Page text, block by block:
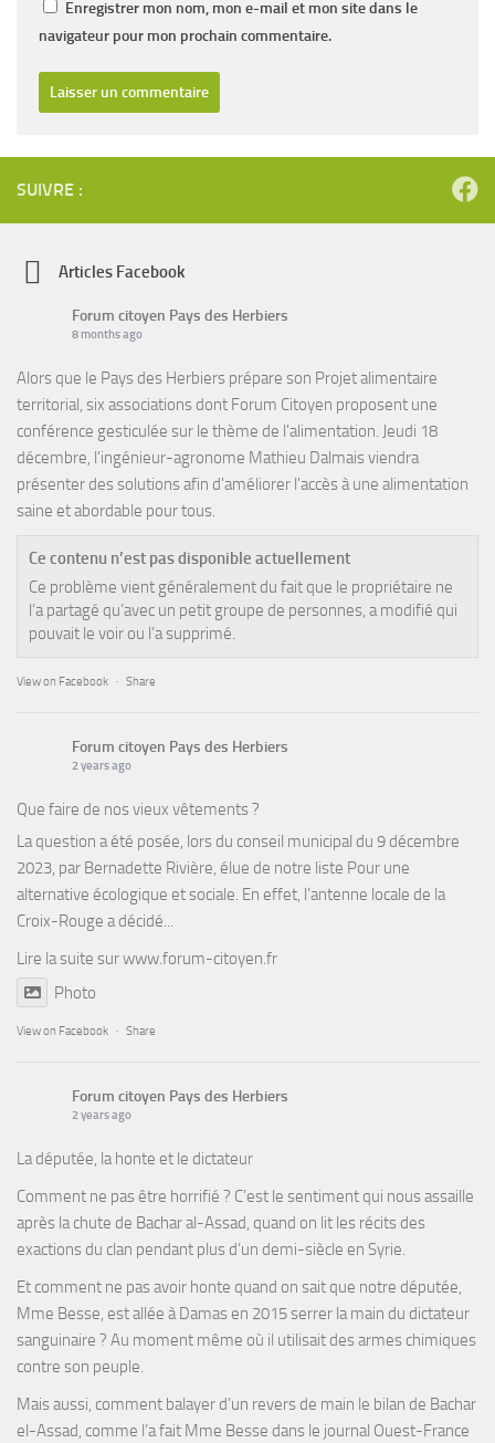
Enregistrer mon nom, mon e-mail et mon site dans le
navigateur pour mon prochain commentaire.
SUIVRE :
Articles Facebook
Forum citoyen Pays des Herbiers
8 months ago
Alors que le Pays des Herbiers prépare son Projet alimentaire
territorial, six associations dont Forum Citoyen proposent une
conférence gesticulée sur le thème de l'alimentation. Jeudi 18
décembre, l'ingénieur-agronome Mathieu Dalmais viendra
présenter des solutions afin d'améliorer l'accès à une alimentation
saine et abordable pour tous.
Ce contenu n’est pas disponible actuellement
Ce problème vient généralement du fait que le propriétaire ne
l’a partagé qu’avec un petit groupe de personnes, a modifié qui
pouvait le voir ou l’a supprimé.
View on Facebook · Share
Forum citoyen Pays des Herbiers
2 years ago
Que faire de nos vieux vêtements ?
La question a été posée, lors du conseil municipal du 9 décembre
2023, par Bernadette Rivière, élue de notre liste Pour une
alternative écologique et sociale. En effet, l’antenne locale de la
Croix-Rouge a décidé...
Lire la suite surwww.forum-citoyen.fr
Photo
View on Facebook · Share
Forum citoyen Pays des Herbiers
2 years ago
La députée, la honte et le dictateur
Comment ne pas être horrifié ? C’est le sentiment qui nous assaille
après la chute de Bachar al-Assad, quand on lit les récits des
exactions du clan pendant plus d’un demi-siècle en Syrie.
Et comment ne pas avoir honte quand on sait que notre députée,
Mme Besse, est allée à Damas en 2015 serrer la main du dictateur
sanguinaire ? Au moment même où il utilisait des armes chimiques
contre son peuple.
Mais aussi, comment balayer d’un revers de main le bilan de Bachar
el-Assad, comme l’a fait Mme Besse dans le journal Ouest-France